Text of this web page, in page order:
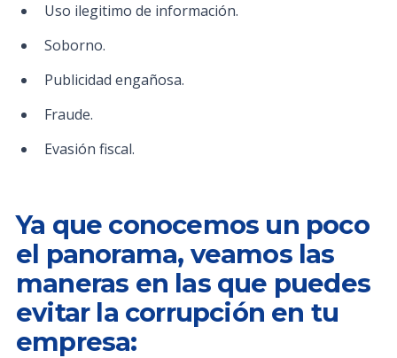
Uso ilegitimo de información.
Soborno.
Publicidad engañosa.
Fraude.
Evasión fiscal.
Ya que conocemos un poco
el panorama, veamos las
maneras en las que puedes
evitar la corrupción en tu
empresa: